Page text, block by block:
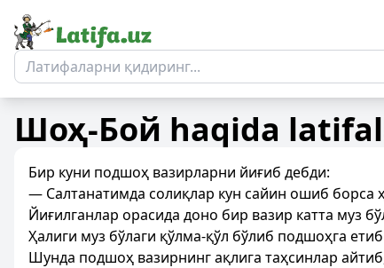
Шоҳ-Бой haqida
Бир куни подшоҳ вазирларни йиғиб дебди:
— Салтанатимда солиқлар кун сайин ошиб борса
Йиғилганлар орасида доно бир вазир катта муз
Ҳалиги муз бўлаги қўлма-қўл бўлиб подшоҳга
Шунда подшоҳ вазирнинг ақлига таҳсинлар